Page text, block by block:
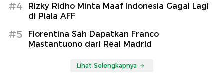
#4
Rizky Ridho Minta Maaf Indonesia Gagal Lagi
di Piala AFF
#5
Fiorentina Sah Dapatkan Franco
Mastantuono dari Real Madrid
Lihat Selengkapnya